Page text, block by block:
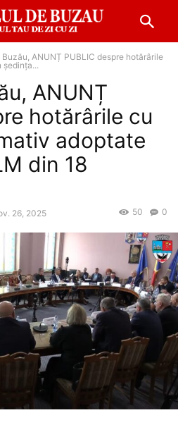
Buzău, ANUNȚ PUBLIC despre hotărârile
ședința...
ANUNȚ
hotărârile cu
adoptate
din 18
26, 2025 0
50